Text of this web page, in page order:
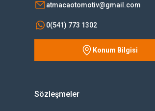
Gönder
atmacaotomotiv@gmail.com
0(541) 773 1302
Konum Bilgisi
Sözleşmeler